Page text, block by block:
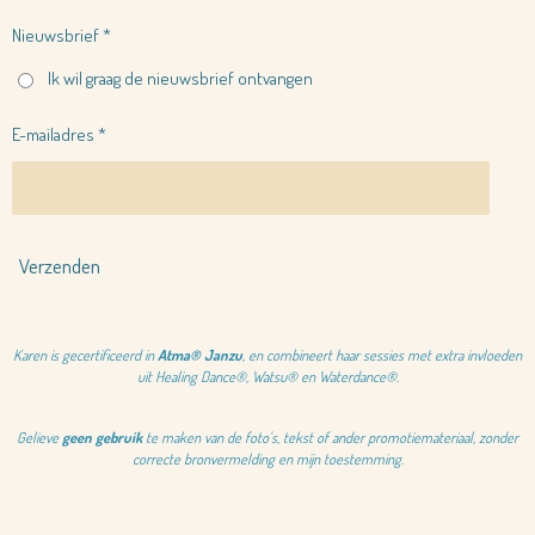
Nieuwsbrief *
Ik wil graag de nieuwsbrief ontvangen
E-mailadres *
Verzenden
Karen is gecertificeerd inAtma® Janzu, en combineert haar sessies met extra invloeden
uit Healing Dance®, Watsu® en Waterdance®.
Gelievegeen gebruikte maken van de foto's, tekst of ander promotiemateriaal, zonder
correcte bronvermelding en mijn toestemming.